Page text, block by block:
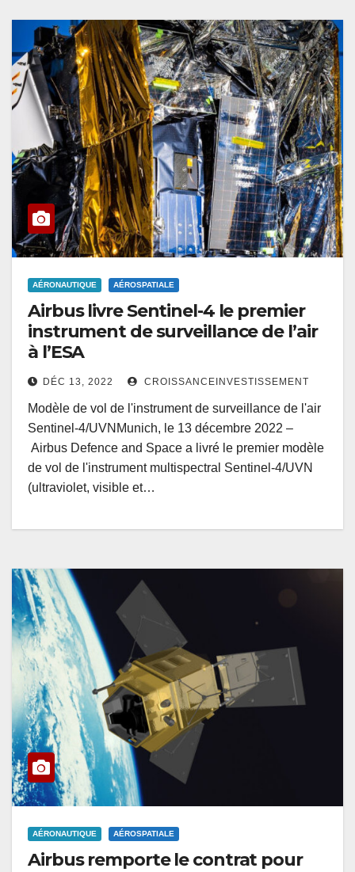
AÉRONAUTIQUE AÉROSPATIALE
Airbus livre Sentinel-4 le premier
instrument de surveillance de l’air
à l’ESA
DÉC 13, 2022 CROISSANCEINVESTISSEMENT
Modèle de vol de l'instrument de surveillance de l'air
Sentinel-4/UVNMunich, le 13 décembre 2022 –
Airbus Defence and Space a livré le premier modèle
de vol de l'instrument multispectral Sentinel-4/UVN
(ultraviolet, visible et…
AÉRONAUTIQUE AÉROSPATIALE
Airbus remporte le contrat pour